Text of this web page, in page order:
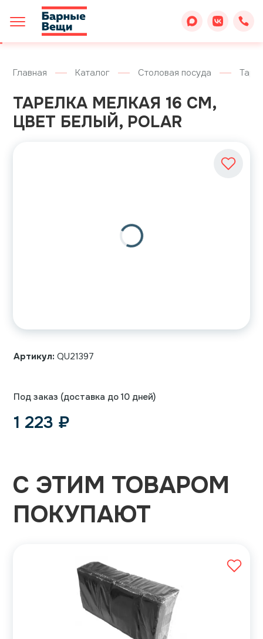
Главная Каталог Столовая посуда
ТАРЕЛКА МЕЛКАЯ 16 СМ,
ЦВЕТ БЕЛЫЙ, POLAR
Артикул: QU21397
Под заказ (доставка до 10 дней)
1 223 ₽
С ЭТИМ ТОВАРОМ
ПОКУПАЮТ